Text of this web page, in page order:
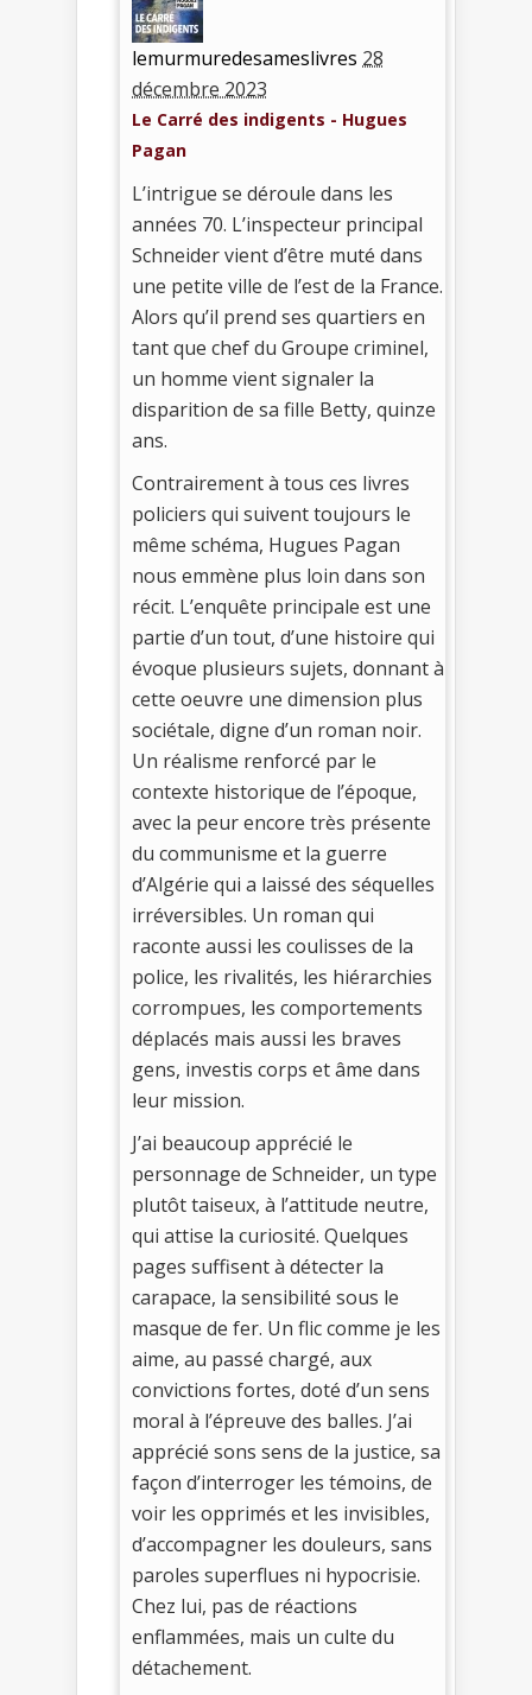
lemurmuredesameslivres 28
décembre 2023
Le Carré des indigents - Hugues
Pagan
L’intrigue se déroule dans les
années 70. L’inspecteur principal
Schneider vient d’être muté dans
une petite ville de l’est de la France.
Alors qu’il prend ses quartiers en
tant que chef du Groupe criminel,
un homme vient signaler la
disparition de sa fille Betty, quinze
ans.
Contrairement à tous ces livres
policiers qui suivent toujours le
même schéma, Hugues Pagan
nous emmène plus loin dans son
récit. L’enquête principale est une
partie d’un tout, d’une histoire qui
évoque plusieurs sujets, donnant à
cette oeuvre une dimension plus
sociétale, digne d’un roman noir.
Un réalisme renforcé par le
contexte historique de l’époque,
avec la peur encore très présente
du communisme et la guerre
d’Algérie qui a laissé des séquelles
irréversibles. Un roman qui
raconte aussi les coulisses de la
police, les rivalités, les hiérarchies
corrompues, les comportements
déplacés mais aussi les braves
gens, investis corps et âme dans
leur mission.
J’ai beaucoup apprécié le
personnage de Schneider, un type
plutôt taiseux, à l’attitude neutre,
qui attise la curiosité. Quelques
pages suffisent à détecter la
carapace, la sensibilité sous le
masque de fer. Un flic comme je les
aime, au passé chargé, aux
convictions fortes, doté d’un sens
moral à l’épreuve des balles. J’ai
apprécié sons sens de la justice, sa
façon d’interroger les témoins, de
voir les opprimés et les invisibles,
d’accompagner les douleurs, sans
paroles superflues ni hypocrisie.
Chez lui, pas de réactions
enflammées, mais un culte du
détachement.